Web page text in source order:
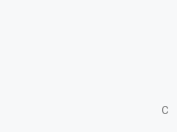
C